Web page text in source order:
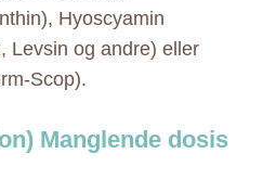
Hyoscyamin
Levsin og andre) eller
Scop).
Manglende dosis